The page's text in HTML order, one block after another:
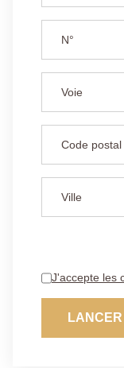
J'accepte les
LANCER